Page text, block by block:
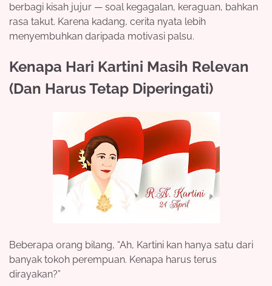
berbagi kisah jujur — soal kegagalan, keraguan, bahkan
rasa takut. Karena kadang, cerita nyata lebih
menyembuhkan daripada motivasi palsu.
Kenapa Hari Kartini Masih Relevan
(Dan Harus Tetap Diperingati)
Beberapa orang bilang, “Ah, Kartini kan hanya satu dari
banyak tokoh perempuan. Kenapa harus terus
dirayakan?”